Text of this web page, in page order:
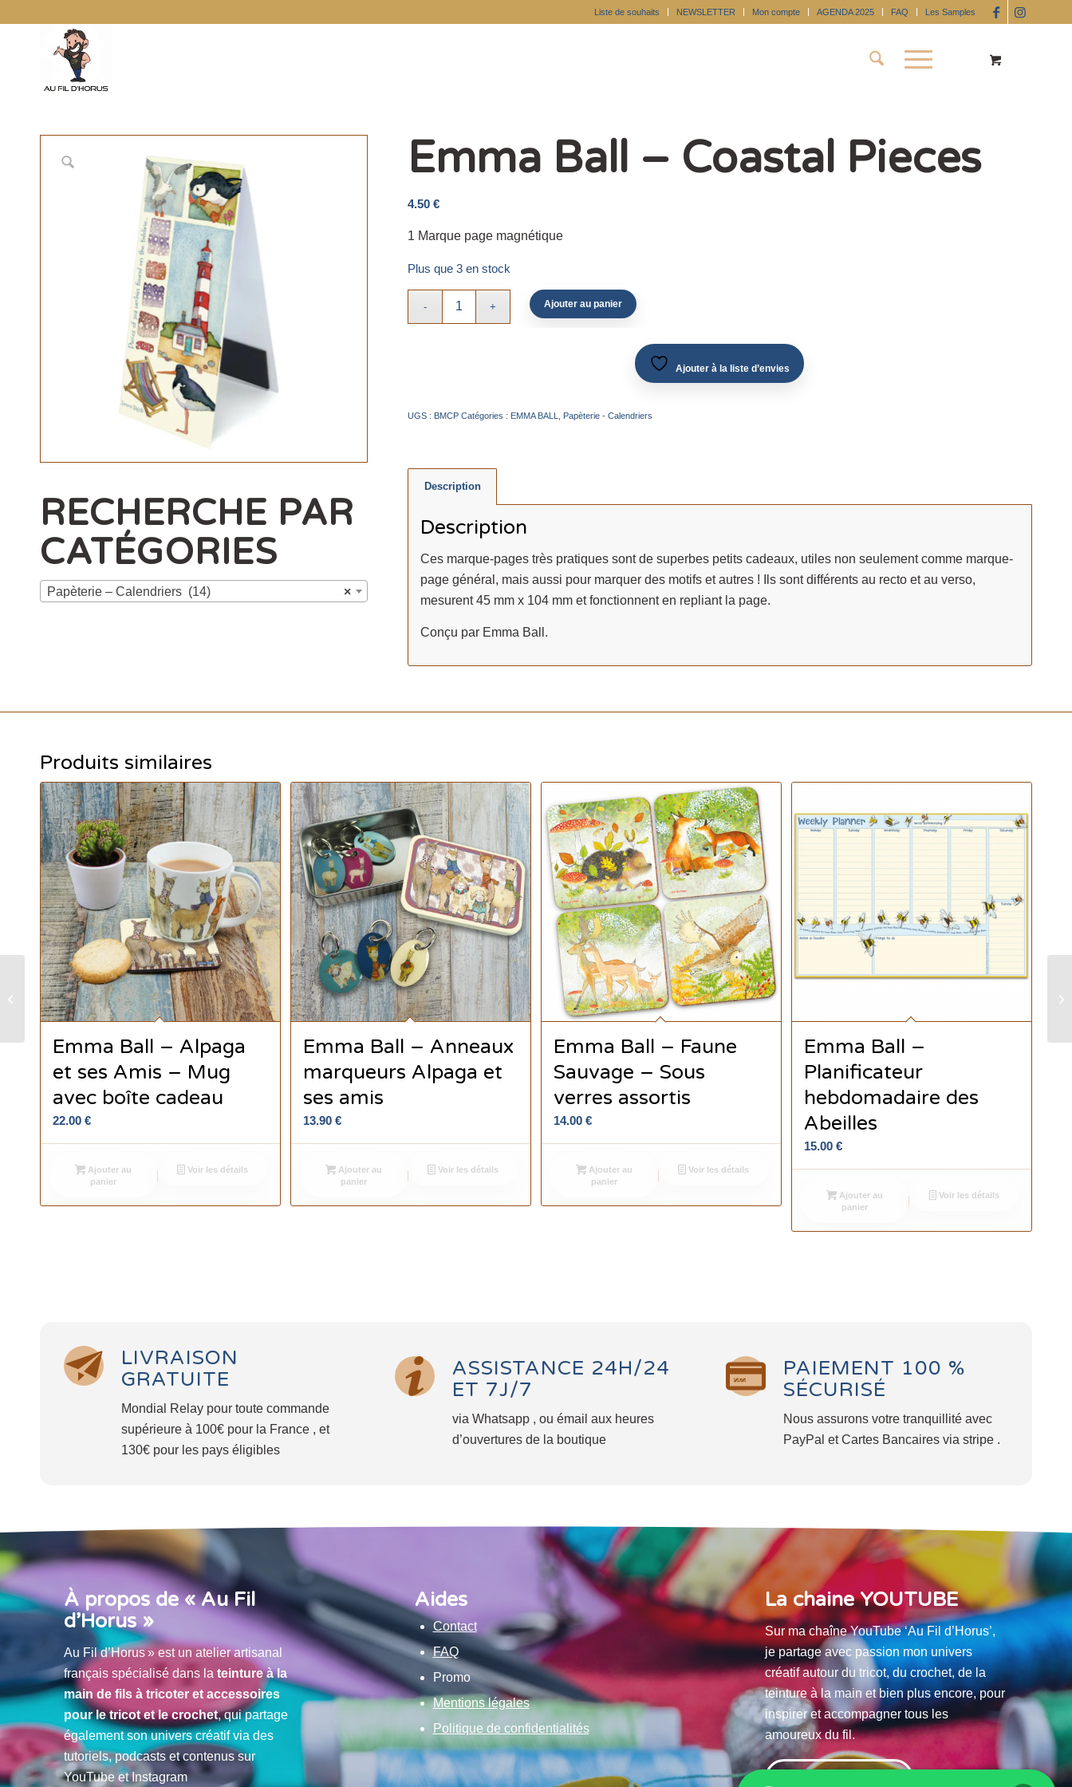
Liste de souhaits NEWSLETTER Mon compte AGENDA 2025 FAQ Les Samples
RECHERCHE PAR
CATÉGORIES
×
Papèterie – Calendriers (14)
Emma Ball – Coastal Pieces
4.50 €
1 Marque page magnétique
Plus que 3 en stock
Ajouter au panier
Ajouter à la liste d’envies
UGS : BMCP Catégories : EMMA BALL Papèterie - Calendriers
Description
Description
Ces marque-pages très pratiques sont de superbes petits cadeaux, utiles non seulement comme marque-
page général, mais aussi pour marquer des motifs et autres ! Ils sont différents au recto et au verso,
mesurent 45 mm x 104 mm et fonctionnent en repliant la page.
Conçu par Emma Ball.
Produits similaires
Emma Ball – Alpaga
et ses Amis – Mug
avec boîte cadeau
22.00 €
Ajouter au
panier
Voir les détails
Emma Ball – Anneaux
marqueurs Alpaga et
ses amis
13.90€
Ajouter au
panier
Voir les détails
Emma Ball – Faune
Sauvage – Sous
verres assortis
14.00€
Ajouter au
panier
Voir les détails
Emma Ball –
Planificateur
hebdomadaire des
Abeilles
15.00€
Ajouter au
panier
Voir les détails
LIVRAISON
GRATUITE
Mondial Relay pour toute commande
supérieure à 100€ pour la France , et
130€ pour les pays éligibles
ASSISTANCE 24H/24
ET 7J/7
via Whatsapp , ou émail aux heures
d’ouvertures de la boutique
PAIEMENT 100 %
SÉCURISÉ
Nous assurons votre tranquillité avec
PayPal et Cartes Bancaires via stripe .
À propos de « Au Fil
d’Horus »
Au Fil d’Horus » est un atelier artisanal
français spécialisé dans la teinture à la
main de fils à tricoter et accessoires
pour le tricot et le crochet, qui partage
également son univers créatif via des
tutoriels, podcasts et contenus sur
YouTube et Instagram
Aides
Contact
FAQ
Promo
Mentions légales
Politique de confidentialités
La chaine YOUTUBE
Sur ma chaîne YouTube ‘Au Fil d’Horus’,
je partage avec passion mon univers
créatif autour du tricot, du crochet, de la
teinture à la main et bien plus encore, pour
inspirer et accompagner tous les
amoureux du fil.
Emma Ball – Anneaux
marqueurs Bears